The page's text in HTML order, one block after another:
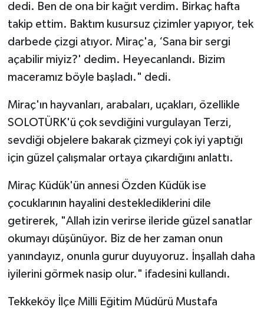
dedi. Ben de ona bir kağıt verdim. Birkaç hafta
takip ettim. Baktım kusursuz çizimler yapıyor, tek
darbede çizgi atıyor. Miraç'a, ‘Sana bir sergi
açabilir miyiz?' dedim. Heyecanlandı. Bizim
maceramız böyle başladı." dedi.
Miraç'ın hayvanları, arabaları, uçakları, özellikle
SOLOTÜRK'ü çok sevdiğini vurgulayan Terzi,
sevdiği objelere bakarak çizmeyi çok iyi yaptığı
için güzel çalışmalar ortaya çıkardığını anlattı.
Miraç Küdük'ün annesi Özden Küdük ise
çocuklarının hayalini desteklediklerini dile
getirerek, "Allah izin verirse ileride güzel sanatlar
okumayı düşünüyor. Biz de her zaman onun
yanındayız, onunla gurur duyuyoruz. İnşallah daha
iyilerini görmek nasip olur." ifadesini kullandı.
Tekkeköy İlçe Milli Eğitim Müdürü Mustafa